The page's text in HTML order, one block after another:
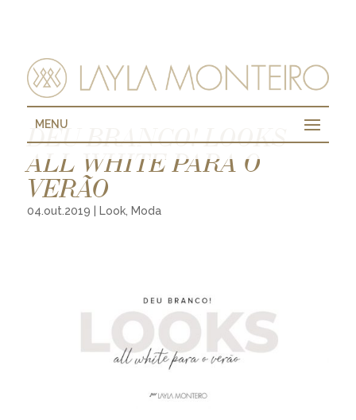
MENU
DEU BRANCO! LOOKS
ALL WHITE PARA O
VERÃO
04.out.2019 Look, Moda